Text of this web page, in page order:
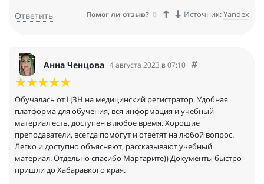
Ответить Помог ли отзыв? 0 Источник:Yandex
Анна Ченцова 4 августа 2023 в 07:10
Обучалась от ЦЗН на медицинский регистратор. Удобная
платформа для обучения, вся информация и учебный
материал есть, доступен в любое время. Хорошие
преподаватели, всегда помогут и ответят на любой вопрос.
Легко и доступно объясняют, рассказывают учебный
материал. Отдельно спасибо Маргарите)) Документы быстро
пришли до Хабаравкого края.